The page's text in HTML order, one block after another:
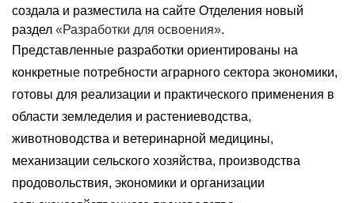
создала и разместила на сайте Отделения новый
раздел «Разработки для освоения».
Представленные разработки ориентированы на
конкретные потребности аграрного сектора экономики,
готовы для реализации и практического применения в
области земледелия и растениеводства,
животноводства и ветеринарной медицины,
механизации сельского хозяйства, производства
продовольствия, экономики и организации